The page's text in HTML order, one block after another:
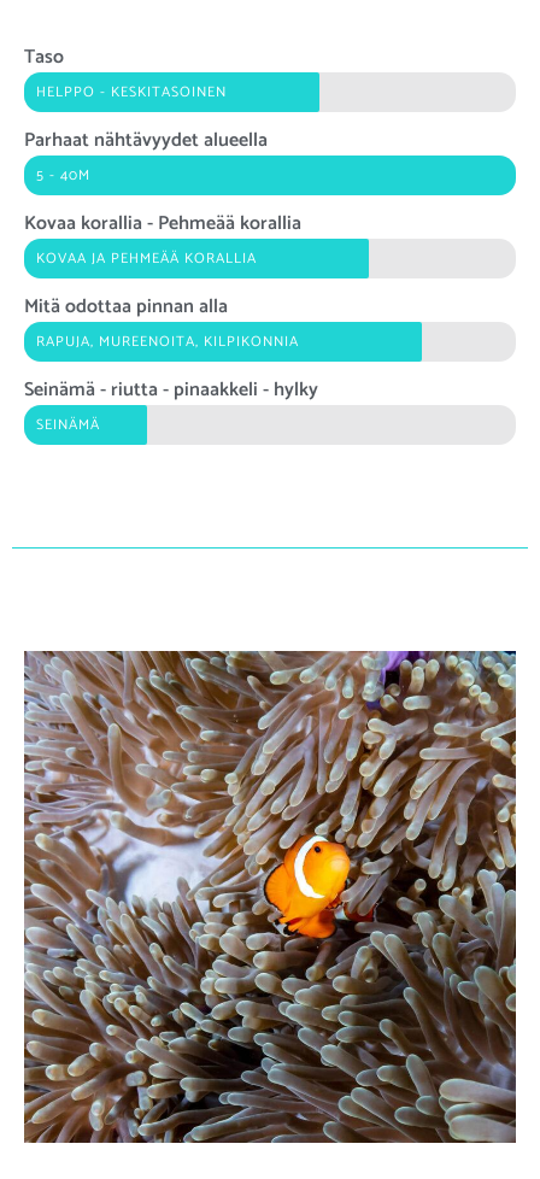
Taso
HELPPO - KESKITASOINEN
Parhaat nähtävyydet alueella
5 - 40M
Kovaa korallia - Pehmeää korallia
KOVAA JA PEHMEÄÄ KORALLIA
Mitä odottaa pinnan alla
RAPUJA, MUREENOITA, KILPIKONNIA
Seinämä - riutta - pinaakkeli - hylky
SEINÄMÄ